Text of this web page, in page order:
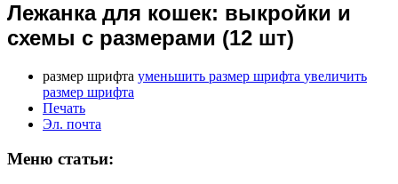
Лежанка для кошек: выкройки и
схемы с размерами (12 шт)
размер шрифта уменьшить размер шрифта увеличить
размер шрифта
Печать
Эл. почта
Меню статьи: